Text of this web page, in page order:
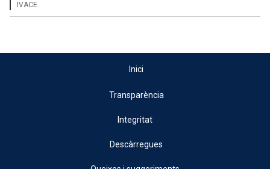
IVACE.
Inici
Transparència
Integritat
Descàrregues